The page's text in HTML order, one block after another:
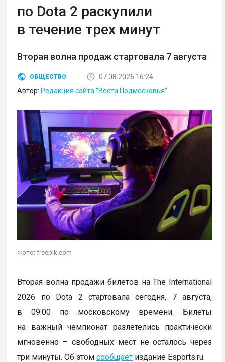
по Dota 2 раскупили
в течение трех минут
Вторая волна продаж стартовала 7 августа
ОБЩЕСТВО
07.08.2026 16:24
Автор: Редакция сайта "Вести Подмосковья"
Фото: freepik.com
Вторая волна продажи билетов на The International
2026 по Dota 2 стартовала сегодня, 7 августа,
в 09:00 по московскому времени. Билеты
на важный чемпионат разлетелись практически
мгновенно – свободных мест не осталось через
три минуты. Об этомсообщает издание Esports.ru.